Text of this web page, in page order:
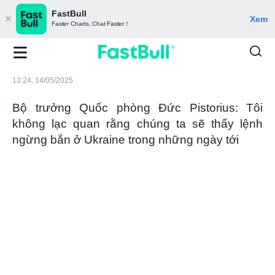
FastBull
Faster Charts, Chat Faster！ Xem
13:24, 14/05/2025
Bộ trưởng Quốc phòng Đức Pistorius: Tôi
không lạc quan rằng chúng ta sẽ thấy lệnh
ngừng bắn ở Ukraine trong những ngày tới